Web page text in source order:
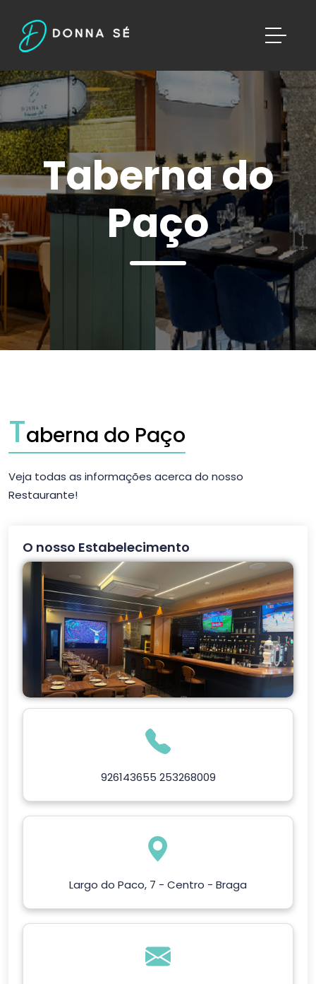
Taberna do
Paço
Taberna do Paço
Veja todas as informações acerca do nosso
Restaurante!
O nosso Estabelecimento
926143655 253268009
Largo do Paco, 7 - Centro - Braga